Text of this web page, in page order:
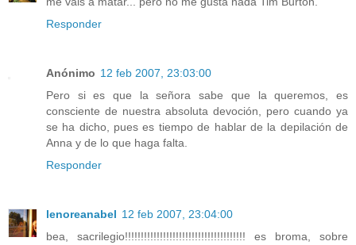
Responder
Anónimo 12 feb 2007, 23:03:00
Pero si es que la señora sabe que la queremos, es
consciente de nuestra absoluta devoción, pero cuando ya
se ha dicho, pues es tiempo de hablar de la depilación de
Anna y de lo que haga falta.
Responder
lenoreanabel 12 feb 2007, 23:04:00
bea, sacrilegio!!!!!!!!!!!!!!!!!!!!!!!!!!!!!!!!!!!!!! es broma, sobre